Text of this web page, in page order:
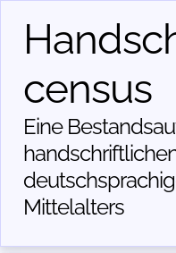
census
Eine
Mittelalters